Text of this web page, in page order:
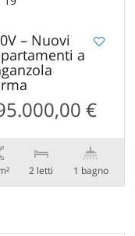
– Nuovi
a
€
2 letti 1 bagno